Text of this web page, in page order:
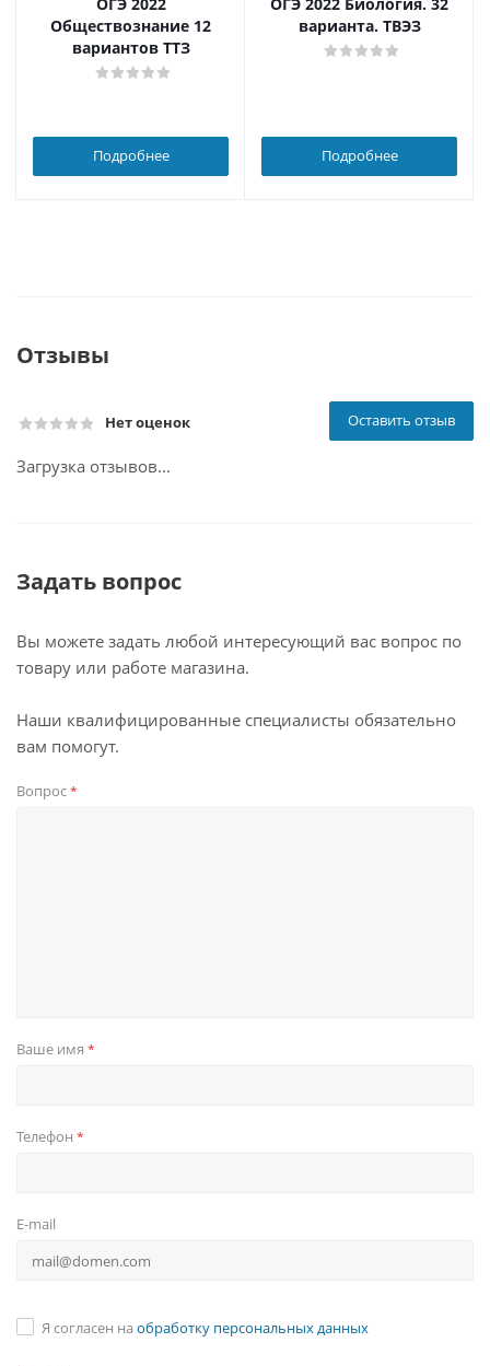
Обществознание 12
вариантов ТТЗ
Подробнее
варианта. ТВЭЗ
Подробнее
Отзывы
Нет оценок Оставить отзыв
Загрузка отзывов...
Задать вопрос
Вы можете задать любой интересующий вас вопрос по
товару или работе магазина.
Наши квалифицированные специалисты обязательно
вам помогут.
Вопрос*
Ваше имя *
Телефон *
E-mail
Я согласен на обработку персональных данных